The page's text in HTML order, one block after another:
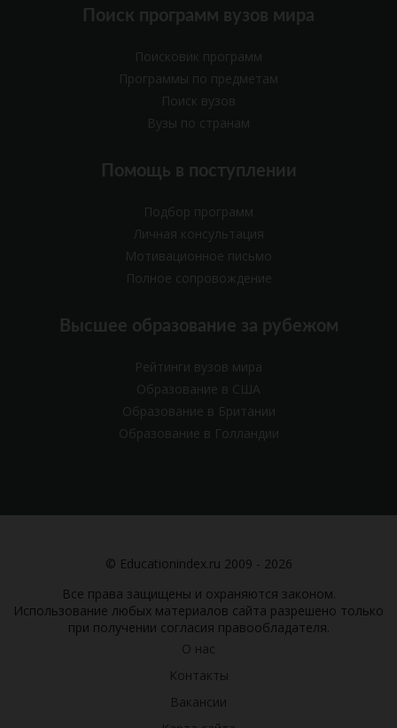
Поиск программ вузов мира
Поисковик программ
Программы по предметам
Поиск вузов
Вузы по странам
Помощь в поступлении
Подбор программ
Личная консультация
Мотивационное письмо
Полное сопровождение
Высшее образование за рубежом
Рейтинги вузов мира
Образование в США
Образование в Британии
Образование в Голландии
© Educationindex.ru 2009 - 2026
Все права защищены и охраняются законом.
Использование любых материалов сайта разрешено только
при получении согласия правообладателя.
О нас
Контакты
Вакансии